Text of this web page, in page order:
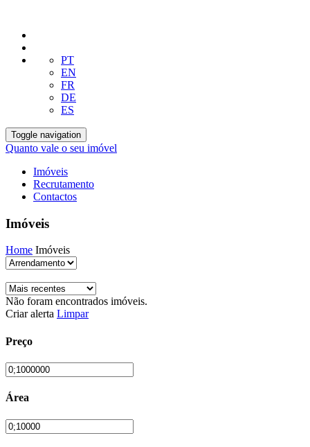
PT
EN
FR
DE
ES
Toggle navigation
Quanto vale o seu imóvel
Imóveis
Recrutamento
Contactos
Imóveis
Home Imóveis
Não foram encontrados imóveis.
Criar alerta Limpar
Preço
Área